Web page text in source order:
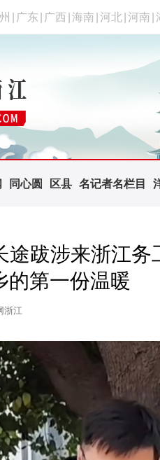
广东 广西 海南 河北 河南
同心圆 区县 名记者名栏目
途跋涉来浙江
的第一份温暖
浙江